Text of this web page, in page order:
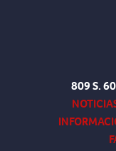
809 S.